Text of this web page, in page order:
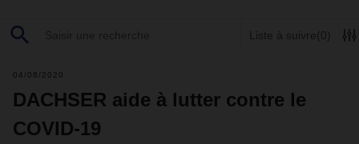
Liste à suivre(0)
04/08/2020
DACHSER aide à lutter contre le
COVID-19